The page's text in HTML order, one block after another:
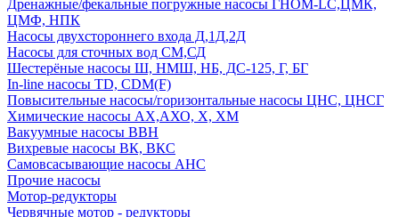
Дренажные/фекальные погружные насосы ГНОМ-LC,ЦМК,
ЦМФ, НПК
Насосы двухстороннего входа Д,1Д,2Д
Насосы для сточных вод СМ,СД
Шестерёные насосы Ш, НМШ, НБ, ДС-125, Г, БГ
In-line насосы TD, CDM(F)
Повысительные насосы/горизонтальные насосы ЦНС, ЦНСГ
Химические насосы АХ,АХО, Х, ХМ
Вакуумные насосы ВВН
Вихревые насосы ВК, ВКС
Самовсасывающие насосы АНС
Прочие насосы
Мотор-редукторы
Червячные мотор - редукторы